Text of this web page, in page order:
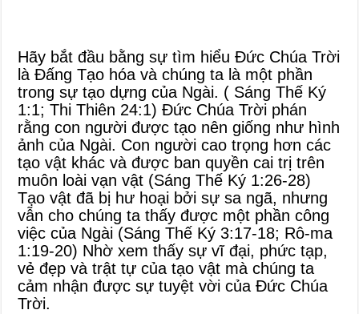
Hãy bắt đầu bằng sự tìm hiểu Đức Chúa Trời
là Đấng Tạo hóa và chúng ta là một phần
trong sự tạo dựng của Ngài. ( Sáng Thế Ký
1:1;Thi Thiên 24:1) Đức Chúa Trời phán
rằng con người được tạo nên giống như hình
ảnh của Ngài. Con người cao trọng hơn các
tạo vật khác và được ban quyền cai trị trên
muôn loài vạn vật (Sáng Thế Ký 1:26-28)
Tạo vật đã bị hư hoại bởi sự sa ngã, nhưng
vẫn cho chúng ta thấy được một phần công
việc của Ngài (Sáng Thế Ký 3:17-18; Rô-ma
1:19-20) Nhờ xem thấy sự vĩ đại, phức tạp,
vẻ đẹp và trật tự của tạo vật mà chúng ta
cảm nhận được sự tuyệt vời của Đức Chúa
Trời.